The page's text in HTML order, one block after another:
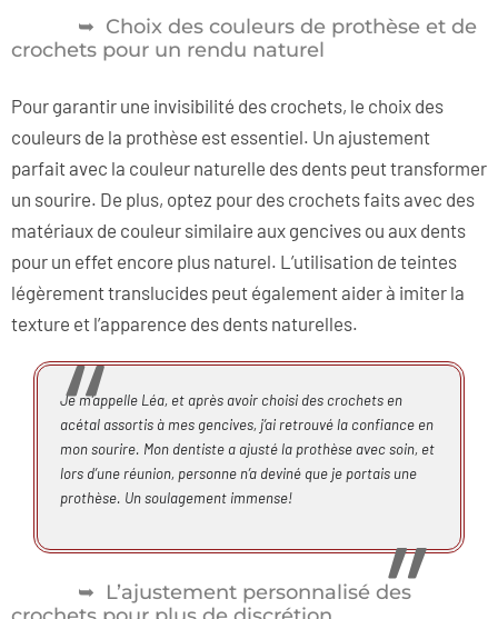
Choix des couleurs de prothèse et de
crochets pour un rendu naturel
Pour garantir une invisibilité des crochets, le choix des
couleurs de la prothèse est essentiel. Un ajustement
parfait avec la couleur naturelle des dents peut transformer
un sourire. De plus, optez pour des crochets faits avec des
matériaux de couleur similaire aux gencives ou aux dents
pour un effet encore plus naturel. L’utilisation de teintes
légèrement translucides peut également aider à imiter la
texture et l’apparence des dents naturelles.
Je m’appelle Léa, et après avoir choisi des crochets en
acétal assortis à mes gencives, j’ai retrouvé la confiance en
mon sourire. Mon dentiste a ajusté la prothèse avec soin, et
lors d’une réunion, personne n’a deviné que je portais une
prothèse. Un soulagement immense!
L’ajustement personnalisé des